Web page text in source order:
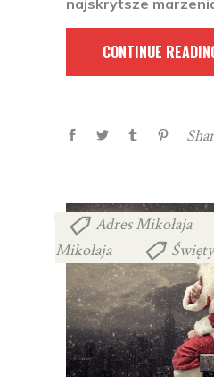
najskrytsze
CONTINUE
Adres Mikołaja
Mikołaja